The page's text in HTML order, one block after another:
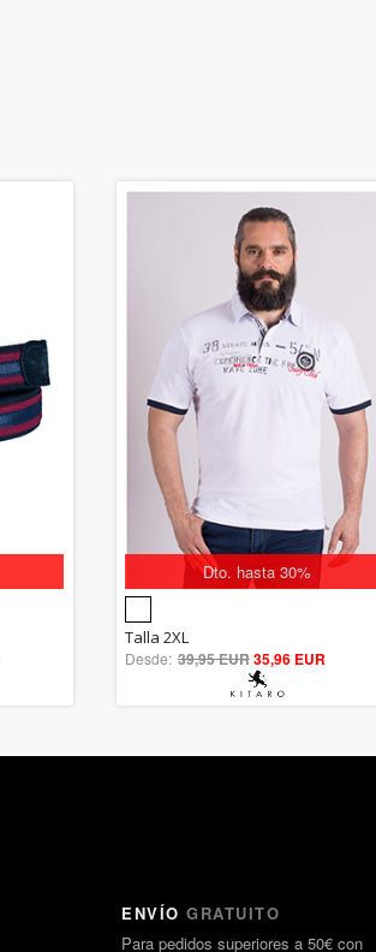
Dto. hasta 30%
out of 5
Talla 2XL
Desde: 39,95 EUR35,96 EUR
ENVÍO GRATUITO
Para pedidos superiores a 50€ con